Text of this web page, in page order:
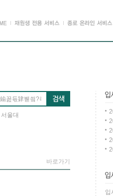
서울대
바로가기
입